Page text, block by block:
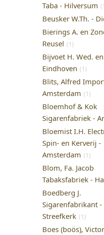
Taba - Hilversum
Beusker W.Th. -
Bierings A. en
Reusel (1)
Bijvoet H. Wed.
Eindhoven (1)
Blits, Alfred
Amsterdam (1)
Bloemhof & Kok
Sigarenfabriek -
Bloemist I.H.
Spin- en Kerverij -
Amsterdam (1)
Blom, Fa. Jacob
Tabaksfabriek -
Boedberg J.
Sigarenfabrikant -
Streefkerk (1)
Boes (boös),